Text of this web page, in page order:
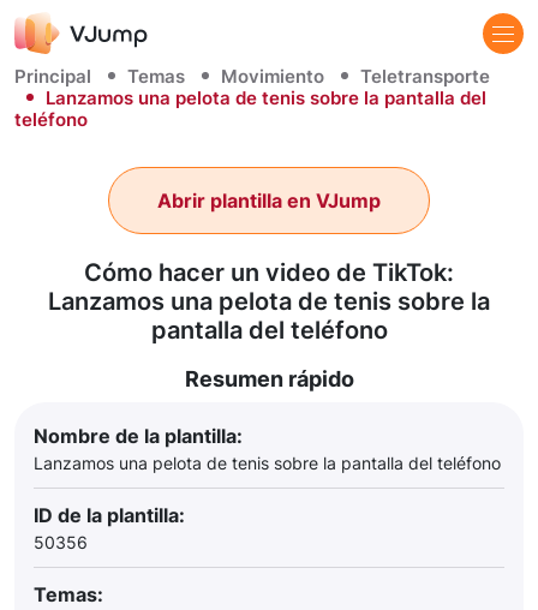
Principal Temas Movimiento
Teletransporte
Lanzamos una pelota de tenis sobre la pantalla del
teléfono
Cómo hacer un video de TikTok:
Lanzamos una pelota de tenis sobre la
pantalla del teléfono
Abrir plantilla en VJump
Resumen rápido
Nombre de la plantilla:
Lanzamos una pelota de tenis sobre la pantalla del teléfono
ID de la plantilla:
50356
Temas: